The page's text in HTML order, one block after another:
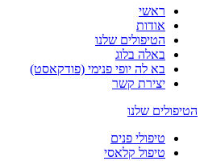
ראשי
אודות
הטיפולים שלנו
באלה בלוג
בא לה יופי פנימי (פודקאסט)
יצירת קשר
הטיפולים שלנו
טיפולי פנים
טיפול קלאסי